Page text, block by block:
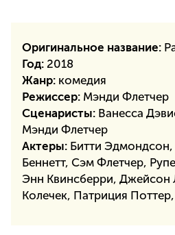
Оригинальное название:
Год: 2018
Жанр: комедия
Режиссер: Мэнди Флетчер
Сценаристы: Ванесса
Мэнди Флетчер
Актеры: Битти
Беннетт, Сэм Флетчер,
Энн Квинсберри, Джейсон
Колечек, Патриция